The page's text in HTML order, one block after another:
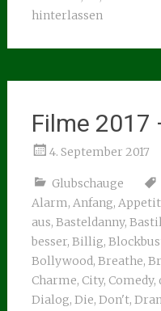
hinterlassen
Filme 2017
4. September 2017
Glubschauge
Alarm, Anfang,
aus, Basteldanny,
besser, Billig,
Bollywood, Breathe,
Charme, City, Comedy,
Dialog, Die, Don't,